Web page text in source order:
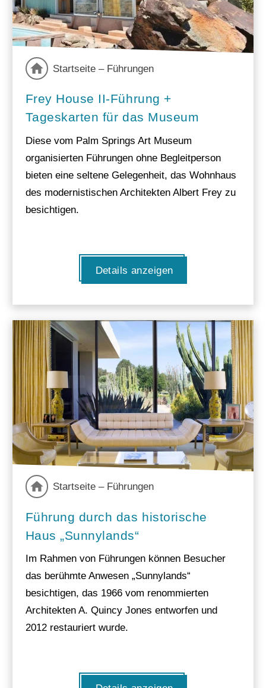
Startseite – Führungen
Frey House II-Führung +
Tageskarten für das Museum
Diese vom Palm Springs Art Museum
organisierten Führungen ohne Begleitperson
bieten eine seltene Gelegenheit, das Wohnhaus
des modernistischen Architekten Albert Frey zu
besichtigen.
Details anzeigen
Startseite – Führungen
Führung durch das historische
Haus „Sunnylands“
Im Rahmen von Führungen können Besucher
das berühmte Anwesen „Sunnylands“
besichtigen, das 1966 vom renommierten
Architekten A. Quincy Jones entworfen und
2012 restauriert wurde.